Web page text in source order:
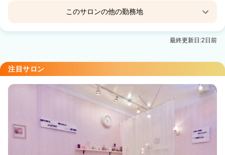
このサロンの他の勤務地
UNIX アリオ蘇我店
UNIX モザイクモール港北店
UNIX ららぽーと豊洲店
UNIX アリオ亀有店
最終更新日:2日前
注目サロン